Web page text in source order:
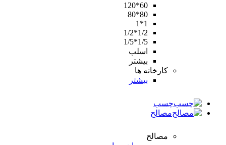
60*120
80*80
1*1
1/2*1/2
1/5*1/5
اسلب
بیشتر
کارخانه ها
بیشتر
چسب
مصالح
مصالح